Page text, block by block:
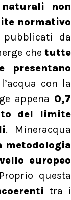
non
normativo
da
che tutte
presentano
con la
appena 0,7
del limite
. Mineracqua
metodologia
europeo
questa
tra i